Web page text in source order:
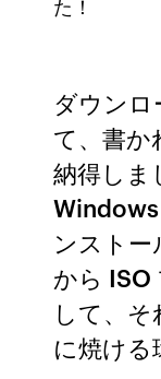
ダウン
て、書か
納得しま
ンスト
から ISO
して、そ
に焼ける